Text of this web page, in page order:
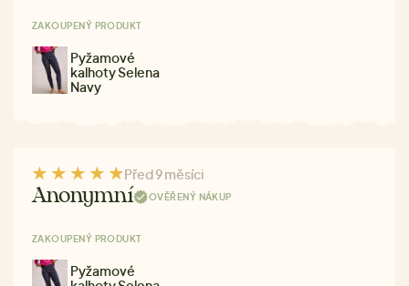
ZAKOUPENÝ PRODUKT
Pyžamové
kalhoty Selena
Navy
Před 9 měsíci
Anonymní OVĚŘENÝ NÁKUP
ZAKOUPENÝ PRODUKT
Pyžamové